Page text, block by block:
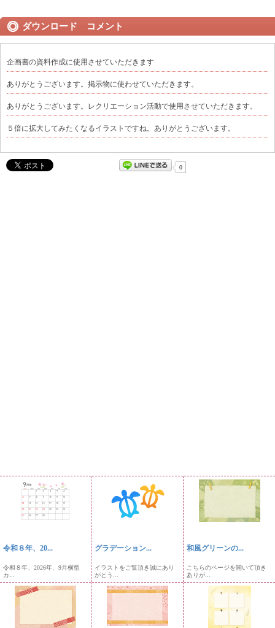
ダウンロード コメント
企画書の資料作成に使用させていただきます
ありがとうございます。掲示物に使わせていただきます。
ありがとうございます。レクリエーション活動で使用させていただきます。
５倍に拡大してみたくなるイラストですね。ありがとうございます。
0
令和８年、20...
令和８年、2026年、9月横型
カ...
グラデーション...
イラストをご覧頂き誠にあり
がとう...
和風グリーンの...
こちらのページを開いて頂き
ありが...